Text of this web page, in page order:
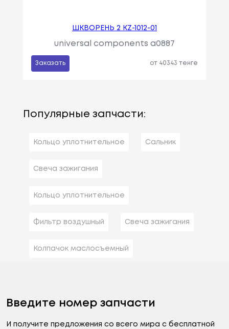
ШКВОРЕНЬ 2 KZ-1012-01
universal components a0887
Заказать от 40343 тенге
Популярные запчасти:
Кольцо уплотнительное Сальник
Свеча зажигания
Кольцо уплотнительное
Фильтр воздушный Свеча зажигания
Колпачок маслосъемный
Введите номер запчасти
И получите предложения со всего мира с бесплатной